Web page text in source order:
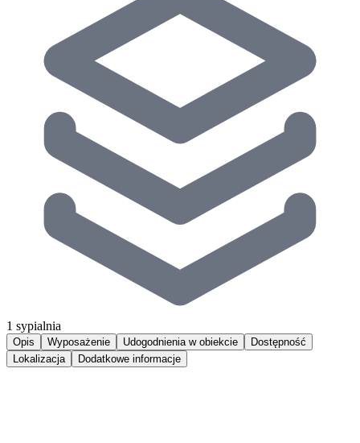
1 sypialnia
Opis Wyposażenie Udogodnienia w obiekcie
Dostępność
Lokalizacja
Dodatkowe informacje